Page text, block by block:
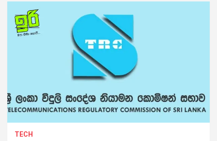
TECH